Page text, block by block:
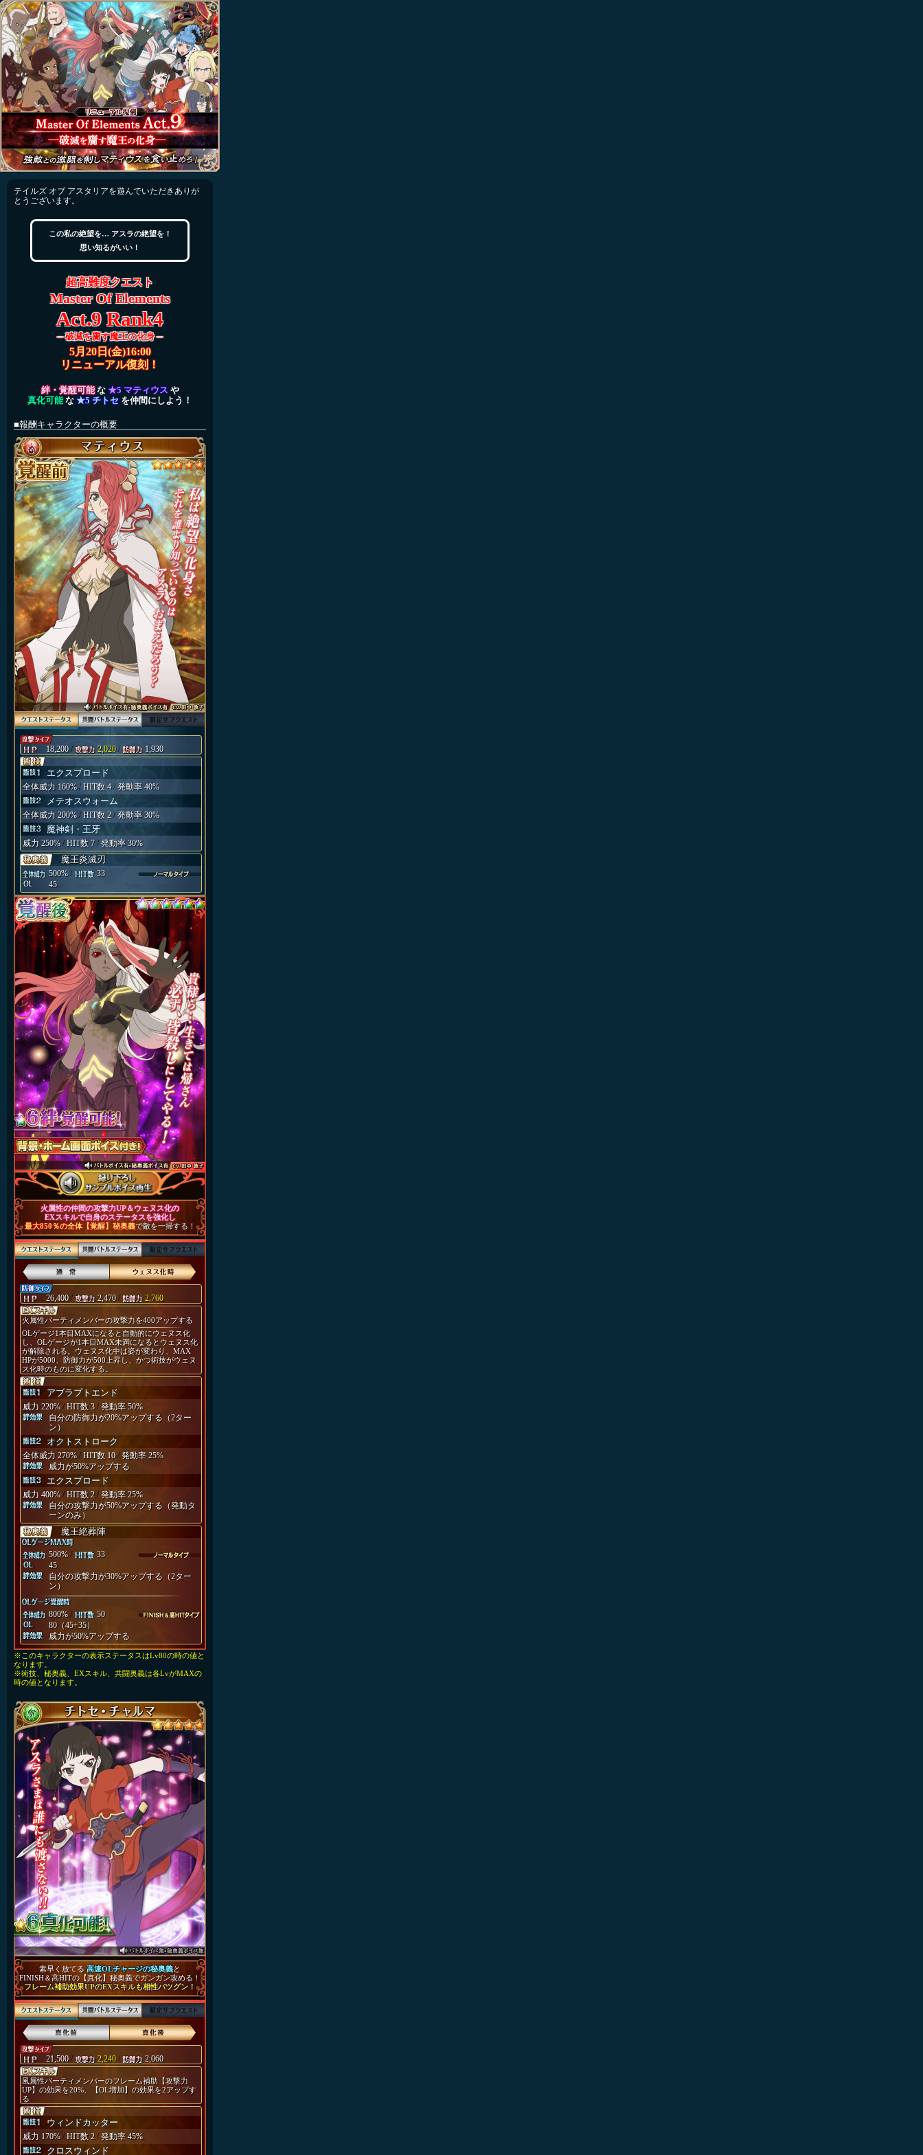
テイルズ オブ アスタリアを遊んでいただきありが
とうございます。
この私の絶望を… アスラの絶望を！
思い知るがいい！
超高難度クエスト
Master Of Elements
Act.9 Rank4
─ 破滅を齎す魔王の化身 ─
5月20日(金)16:00
リニューアル復刻！
絆・覚醒可能な ★5 マティウスや
真化可能な ★5 チトセ を仲間にしよう！
■報酬キャラクターの概要
18,200 / 2,020 / 1,930
エクスプロード
全体威力 160% /HIT数 4 / 発動率 40%
メテオスウォーム
全体威力 200% / HIT数 2 / 発動率 30%
魔神剣・王牙
威力 250% / HIT数 7 / 発動率 30%
魔王炎滅刃
500% /
33
45
火属性の仲間の攻撃力UP＆ウェヌス化の
EXスキルで自身のステータスを強化し
最大850％の全体【覚醒】秘奥義で敵を一掃する！
26,400 / 2,470 / 2,760
火属性パーティメンバーの攻撃力を400アップする
OLゲージ1本目MAXになると自動的にウェヌス化
し、OLゲージが1本目MAX未満になるとウェヌス化
が解除される。ウェヌス化中は姿が変わり、MAX
HPが5000、防御力が500上昇し、かつ術技がウェヌ
ス化時のものに変化する。
アブラプトエンド
威力 220% / HIT数 3 / 発動率 50%
自分の防御力が20%アップする（2ター
ン）
オクトストローク
全体威力 270% / HIT数 10 / 発動率 25%
威力が50%アップする
エクスプロード
威力 400% / HIT数 2 / 発動率 25%
自分の攻撃力が50%アップする（発動タ
ーンのみ）
魔王絶葬陣
500% /
33
45
自分の攻撃力が30%アップする（2ター
ン）
800% /
50
80（45+35）
威力が50%アップする
※このキャラクターの表示ステータスはLv80の時の値と
なります。
※術技、秘奥義、EXスキル、共闘奥義は各LvがMAXの
時の値となります。
素早く放てる高速OLチャージの秘奥義と
FINISH＆高HITの【真化】秘奥義でガンガン攻める！
フレーム補助効果UPのEXスキルも相性バツグン！
21,500 / 2,240 / 2,060
風属性パーティメンバーのフレーム補助【攻撃力
UP】の効果を20%、【OL増加】の効果を2アップす
る
ウィンドカッター
威力 170% / HIT数 2 / 発動率 45%
クロスウィンド